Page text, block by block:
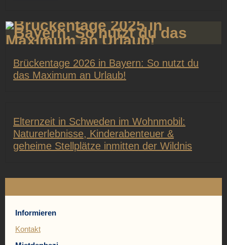
Brückentage 2026 in Bayern: So nutzt du
das Maximum an Urlaub!
Elternzeit in Schweden im Wohnmobil:
Naturerlebnisse, Kinderabenteuer &
geheime Stellplätze inmitten der Wildnis
Informieren
Kontakt